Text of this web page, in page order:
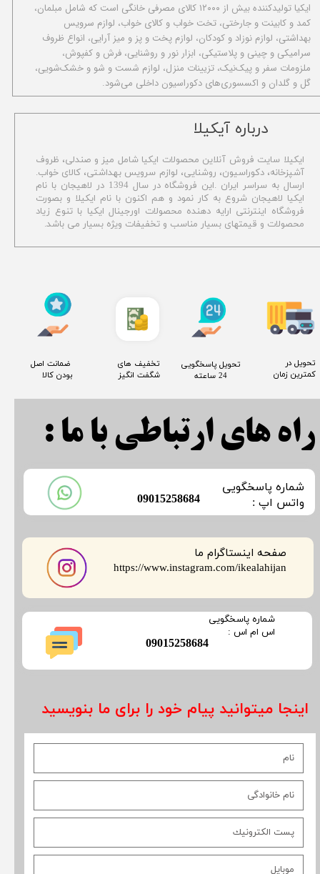
​درباره آیکیلا
ایکیلا سایت فروش آنلاین محصولات ایکیا شامل میز و صندلی، ظروف
آشپزخانه، دکوراسیون، روشنایی، لوازم سرویس بهداشتی، کالای خواب.
ارسال به سراسر ایران .این فروشگاه در سال 1394 در لاهیجان با نام
ایکیا لاهیجان شروع به کار نمود و هم اکنون با نام ایکیلا و بصورت
فروشگاه اینترنتی ارایه دهنده محصولات اورجینال ایکیا با تنوع زیاد
محصولات و قیمتهای بسیار مناسب و تخفیفات ویژه بسیار می باشد.
صفحه اینستاگرام ما
​​​​​​​https://www.instagram.com/ikealahijan
​شماره پاسخگویی
​​​​​واتس اپ :
​09015258684
اینجا میتوانید پیام خود را برای ما بنویسید
راه های ارتباطی با ما :
​09015258684
​شماره پاسخگویی
​​​​​اس ام اس :
ا​یکیا تولیدکننده بیش از ۱۲۰۰۰ کالای مصرفی خانگی است که شامل مبلمان،
کمد و کابینت و جارختی، تخت خواب و کالای خواب، لوازم سرویس
بهداشتی، لوازم نوزاد و کودکان، لوازم پخت و پز و میز آرایی، انواع ظروف
سرامیکی و چینی و پلاستیکی، ابزار نور و روشنایی، فرش و کفپوش،
ملزومات سفر و پیک‌نیک، تزیینات منزل، لوازم شست و شو و خشک‌شویی،
گل و گلدان و اکسسوری‌های دکوراسیون داخلی می‌شود.
​تحویل در
کمترین زمان
​تحویل پاسخگویی
24 ساعته
​تخفیف های
شگفت انگیز
​ ضمانت اصل
بودن کالا